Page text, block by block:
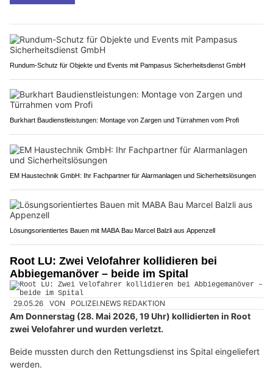
Rundum-Schutz für Objekte und Events mit Pampasus Sicherheitsdienst GmbH
Burkhart Baudienstleistungen: Montage von Zargen und Türrahmen vom Profi
EM Haustechnik GmbH: Ihr Fachpartner für Alarmanlagen und Sicherheitslösungen
Lösungsorientiertes Bauen mit MABA Bau Marcel Balzli aus Appenzell
Root LU: Zwei Velofahrer kollidieren bei
Abbiegemanöver – beide im Spital
29.05.26 VON POLIZEI.NEWS REDAKTION
Am Donnerstag (28. Mai 2026, 19 Uhr) kollidierten in Root
zwei Velofahrer und wurden verletzt.
Beide mussten durch den Rettungsdienst ins Spital eingeliefert
werden.